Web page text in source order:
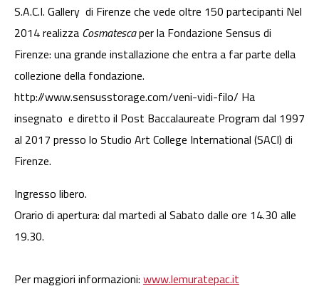
S.A.C.I. Gallery di Firenze che vede oltre 150 partecipanti Nel
2014 realizza Cosmatescaper la Fondazione Sensus di
Firenze: una grande installazione che entra a far parte della
collezione della fondazione.
http://www.sensusstorage.com/veni-vidi-filo/ Ha
insegnato e diretto il Post Baccalaureate Program dal 1997
al 2017 presso lo Studio Art College International (SACI) di
Firenze.
Ingresso libero.
Orario di apertura: dal martedi al Sabato dalle ore 14.30 alle
19.30.
Per maggiori informazioni: www.lemuratepac.it